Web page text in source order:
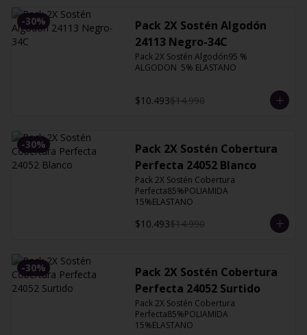
-30%
Pack 2X Sostén Algodón
24113 Negro-34C
Pack 2X Sostén Algodón95 %
ALGODON  5% ELASTANO
$10.493$14.990
-30%
Pack 2X Sostén Cobertura
Perfecta 24052 Blanco
Pack 2X Sostén Cobertura
Perfecta85%POLIAMIDA
15%ELASTANO
$10.493$14.990
-30%
Pack 2X Sostén Cobertura
Perfecta 24052 Surtido
Pack 2X Sostén Cobertura
Perfecta85%POLIAMIDA
15%ELASTANO